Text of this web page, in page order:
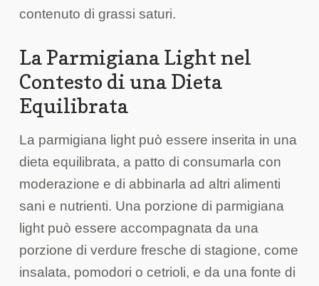
contenuto di grassi saturi.
La Parmigiana Light nel
Contesto di una Dieta
Equilibrata
La parmigiana light può essere inserita in una
dieta equilibrata, a patto di consumarla con
moderazione e di abbinarla ad altri alimenti
sani e nutrienti. Una porzione di parmigiana
light può essere accompagnata da una
porzione di verdure fresche di stagione, come
insalata, pomodori o cetrioli, e da una fonte di